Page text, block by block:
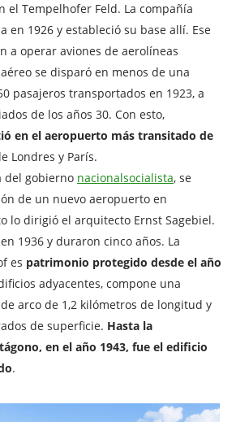
el Tempelhofer Feld. La compañía
en 1926 y estableció su base allí. Ese
a operar aviones de aerolíneas
se disparó en menos de una
pasajeros transportados en 1923, a
de los años 30. Con esto,
en el aeropuerto más transitado de
Londres y París.
del gobierno nacionalsocialista, se
de un nuevo aeropuerto en
lo dirigió el arquitecto Ernst Sagebiel.
1936 y duraron cinco años. La
es patrimonio protegido desde el año
adyacentes, compone una
arco de 1,2 kilómetros de longitud y
de superficie. Hasta la
en el año 1943, fue el edificio
.